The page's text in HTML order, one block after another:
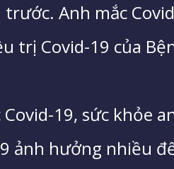
Anh mắc
trị Covid-19 của
19, sức khỏe
ảnh hưởng nhiều